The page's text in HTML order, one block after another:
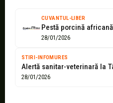
CUVANTUL-LIBER
28/01/2026
STIRI-INFOMURES
28/01/2026